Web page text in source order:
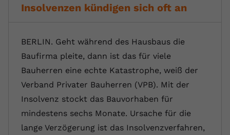
Insolvenzen kündigen sich oft an
BERLIN. Geht während des Hausbaus die
Baufirma pleite, dann ist das für viele
Bauherren eine echte Katastrophe, weiß der
Verband Privater Bauherren (VPB). Mit der
Insolvenz stockt das Bauvorhaben für
mindestens sechs Monate. Ursache für die
lange Verzögerung ist das Insolvenzverfahren,